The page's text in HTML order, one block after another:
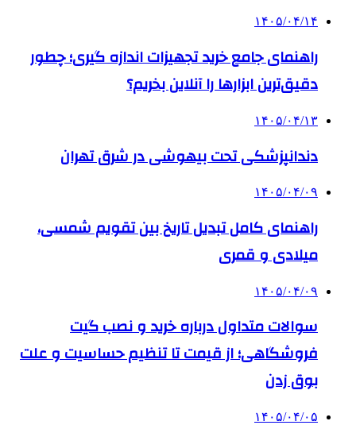
۱۴۰۵/۰۴/۱۴
راهنمای جامع خرید تجهیزات اندازه گیری؛ چطور
دقیق‌ترین ابزارها را آنلاین بخریم؟
۱۴۰۵/۰۴/۱۳
دندانپزشکی تحت بیهوشی در شرق تهران
۱۴۰۵/۰۴/۰۹
راهنمای کامل تبدیل تاریخ بین تقویم شمسی،
میلادی و قمری
۱۴۰۵/۰۴/۰۹
سوالات متداول درباره خرید و نصب گیت
فروشگاهی؛ از قیمت تا تنظیم حساسیت و علت
بوق زدن
۱۴۰۵/۰۴/۰۵